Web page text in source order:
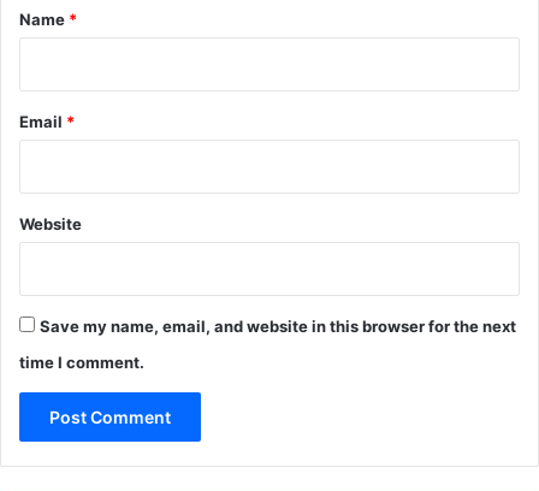
*
Name *
Email *
Website
Save my name, email, and website in this browser for the next
time I comment.